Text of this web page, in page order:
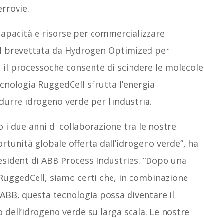
e risorse per commercializzare
brevettata da Hydrogen Optimized per
processoche consente di scindere le molecole
RuggedCell sfrutta l’energia
idrogeno verde per l’industria.
i due anni di collaborazione tra le nostre
globale offerta dall’idrogeno verde”, ha
di ABB Process Industries. “Dopo una
siamo certi che, in combinazione
questa tecnologia possa diventare il
verde su larga scala. Le nostre